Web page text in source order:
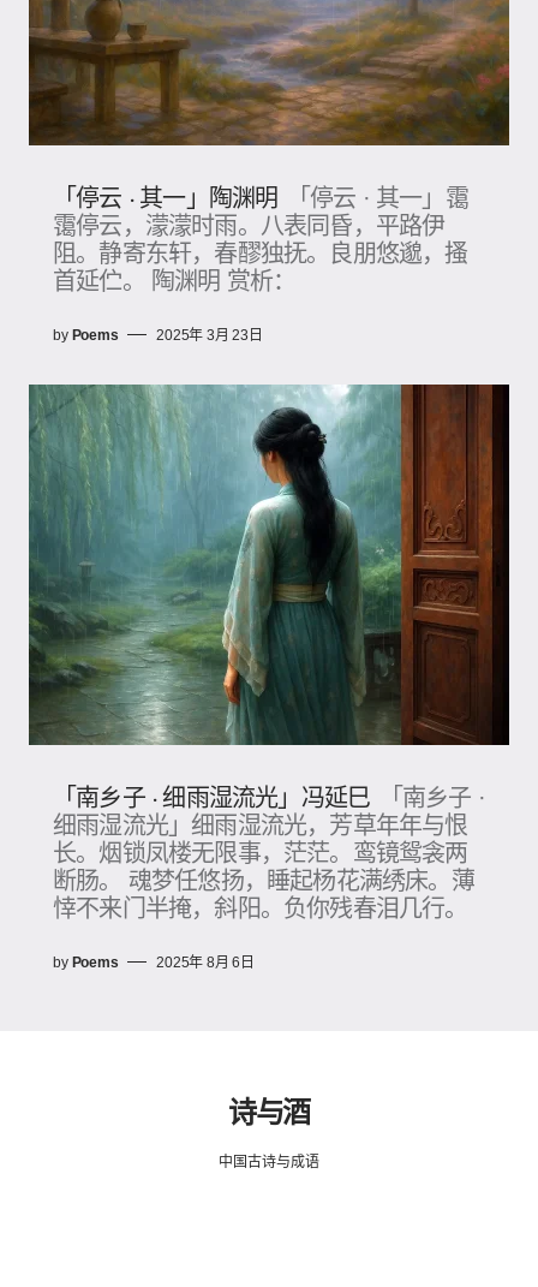
「停云 · 其一」陶渊明
「停云 · 其一」霭
霭停云，濛濛时雨。八表同昏，平路伊
阻。静寄东轩，春醪独抚。良朋悠邈，搔
首延伫。 陶渊明 赏析：
by Poems 2025年 3月 23日
「南乡子 · 细雨湿流光」冯延巳
「南乡子 ·
细雨湿流光」细雨湿流光，芳草年年与恨
长。烟锁凤楼无限事，茫茫。鸾镜鸳衾两
断肠。 魂梦任悠扬，睡起杨花满绣床。薄
悻不来门半掩，斜阳。负你残春泪几行。
by Poems 2025年 8月 6日
诗与酒
中国古诗与成语